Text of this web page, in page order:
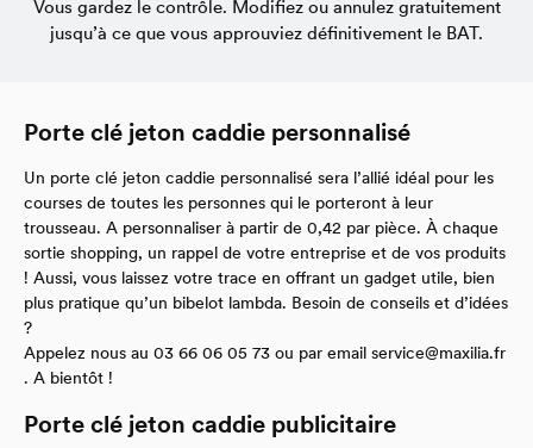
Vous gardez le contrôle. Modifiez ou annulez gratuitement
jusqu’à ce que vous approuviez définitivement le BAT.
Porte clé jeton caddie personnalisé
Un porte clé jeton caddie personnalisé sera l’allié idéal pour les
courses de toutes les personnes qui le porteront à leur
trousseau. A personnaliser à partir de 0,42 par pièce. À chaque
sortie shopping, un rappel de votre entreprise et de vos produits
! Aussi, vous laissez votre trace en offrant un gadget utile, bien
plus pratique qu’un bibelot lambda. Besoin de conseils et d’idées
?
Appelez nous au 03 66 06 05 73 ou par email service@maxilia.fr
. A bientôt !
Porte clé jeton caddie publicitaire